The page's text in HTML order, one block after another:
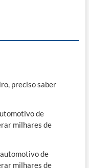
preciso saber
de
milhares de
de
milhares de